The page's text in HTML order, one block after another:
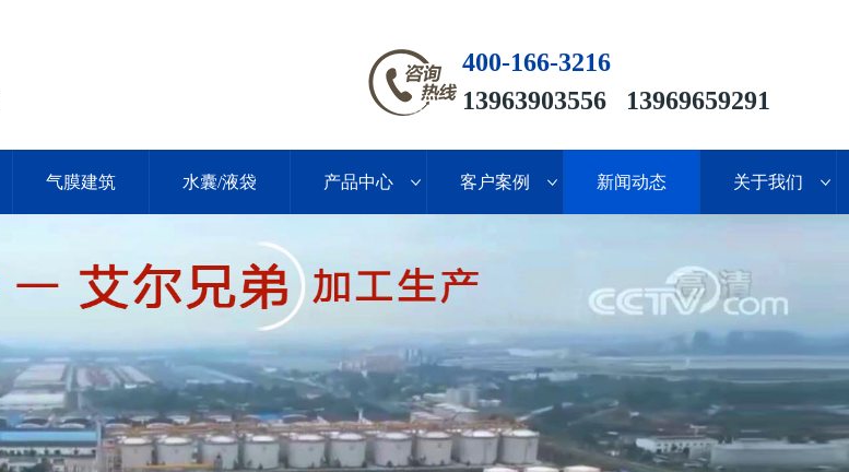
400-166-3216
13963903556 13969659291
气膜建筑 水囊/液袋 产品中心 客户案例 新闻动态 关于我们